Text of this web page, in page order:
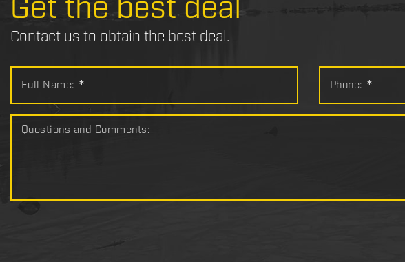
Get the best deal
Contact us to obtain the best deal.
Full Name: * Phone: *
Questions and Comments: